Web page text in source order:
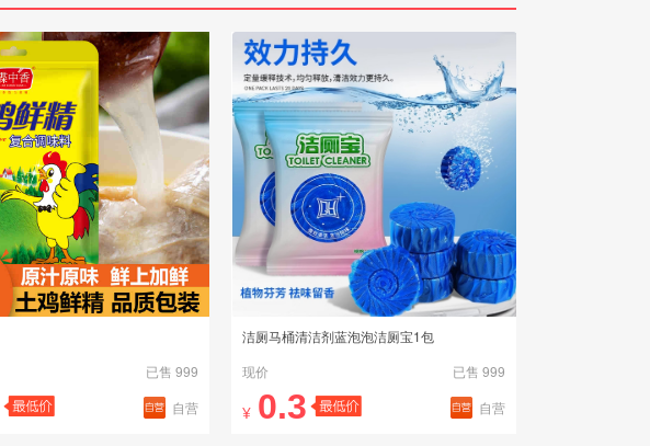
已售 999
自营
洁厕马桶清洁剂蓝泡泡洁厕宝1包
现价
已售 999
¥ 0.3 自营